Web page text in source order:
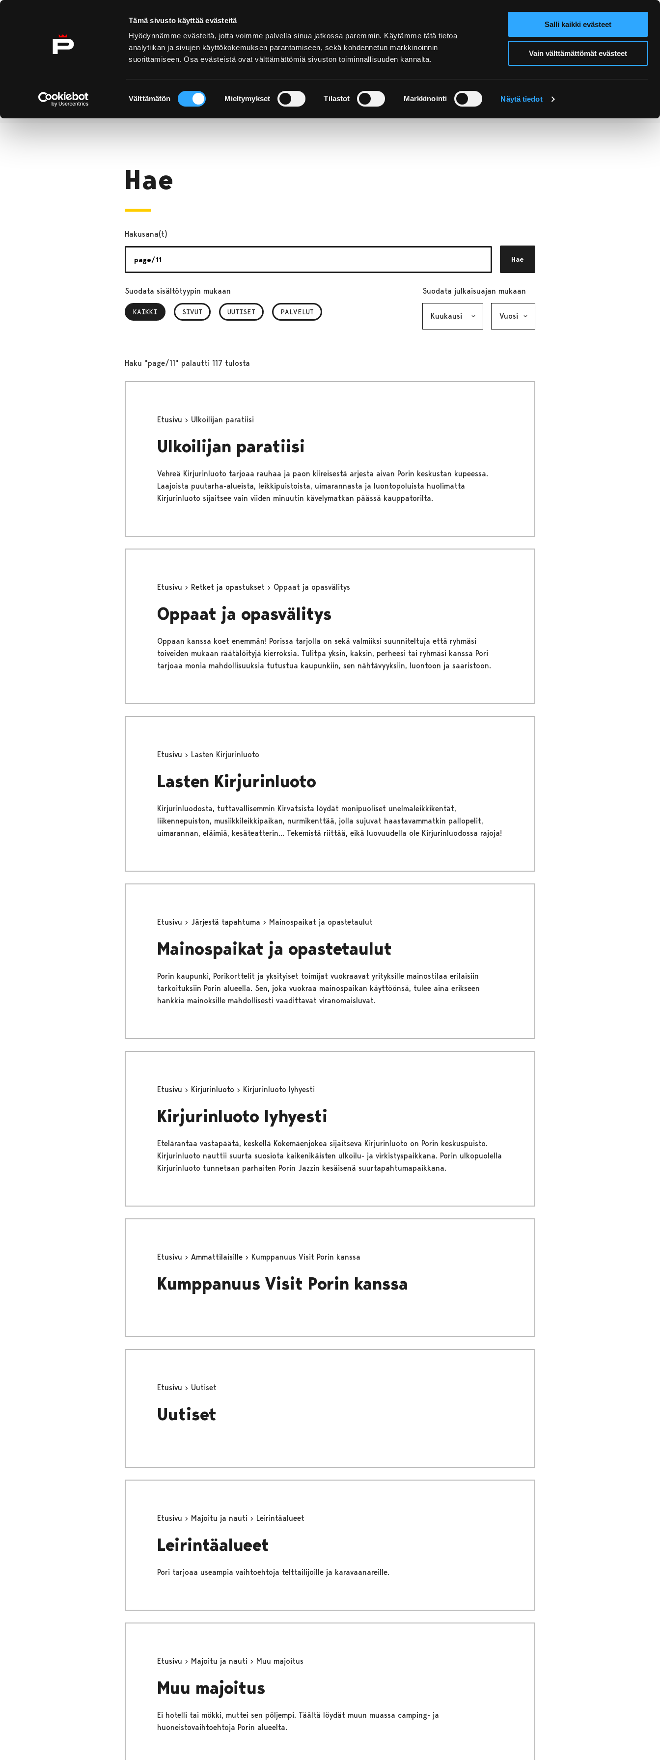
Tämä sivusto käyttää evästeitä
Hyödynnämme evästeitä, jotta voimme palvella sinua jatkossa paremmin. Käytämme tätä tietoa
analytiikan ja sivujen käyttökokemuksen parantamiseen, sekä kohdennetun markkinoinnin
suorittamiseen. Osa evästeistä ovat välttämättömiä sivuston toiminnallisuuden kannalta.
valinta
Välttämätön Mieltymykset Tilastot Markkinointi Näytä tiedot
Salli kaikki evästeet
Vain välttämättömät evästeet
Ohita sisältö
Hae sivustolta
Etusivu
Hae
Hakusana(t)
Hae
Suodata sisältötyypin mukaan
KAIKKI
, VALITTU SIVUT UUTISET PALVELUT
Suodata julkaisuajan mukaan
Haku "page/11" palautti 117 tulosta
Etusivu Ulkoilijan paratiisi
Ulkoilijan paratiisi
Vehreä Kirjurinluoto tarjoaa rauhaa ja paon kiireisestä arjesta aivan Porin keskustan kupeessa.
Laajoista puutarha-alueista, leikkipuistoista, uimarannasta ja luontopoluista huolimatta
Kirjurinluoto sijaitsee vain viiden minuutin kävelymatkan päässä kauppatorilta.
Etusivu Retket ja opastukset Oppaat ja opasvälitys
Oppaat ja opasvälitys
Oppaan kanssa koet enemmän! Porissa tarjolla on sekä valmiiksi suunniteltuja että ryhmäsi
toiveiden mukaan räätälöityjä kierroksia. Tulitpa yksin, kaksin, perheesi tai ryhmäsi kanssa Pori
tarjoaa monia mahdollisuuksia tutustua kaupunkiin, sen nähtävyyksiin, luontoon ja saaristoon.
Etusivu Lasten Kirjurinluoto
Lasten Kirjurinluoto
Kirjurinluodosta, tuttavallisemmin Kirvatsista löydät monipuoliset unelmaleikkikentät,
liikennepuiston, musiikkileikkipaikan, nurmikenttää, jolla sujuvat haastavammatkin pallopelit,
uimarannan, eläimiä, kesäteatterin... Tekemistä riittää, eikä luovuudella ole Kirjurinluodossa rajoja!
Etusivu Järjestä tapahtuma Mainospaikat ja opastetaulut
Mainospaikat ja opastetaulut
Porin kaupunki, Porikorttelit ja yksityiset toimijat vuokraavat yrityksille mainostilaa erilaisiin
tarkoituksiin Porin alueella. Sen, joka vuokraa mainospaikan käyttöönsä, tulee aina erikseen
hankkia mainoksille mahdollisesti vaadittavat viranomaisluvat.
Etusivu Kirjurinluoto Kirjurinluoto lyhyesti
Kirjurinluoto lyhyesti
Etelärantaa vastapäätä, keskellä Kokemäenjokea sijaitseva Kirjurinluoto on Porin keskuspuisto.
Kirjurinluoto nauttii suurta suosiota kaikenikäisten ulkoilu- ja virkistyspaikkana. Porin ulkopuolella
Kirjurinluoto tunnetaan parhaiten Porin Jazzin kesäisenä suurtapahtumapaikkana.
Etusivu Ammattilaisille Kumppanuus Visit Porin kanssa
Kumppanuus Visit Porin kanssa
Etusivu Uutiset
Uutiset
Etusivu Majoitu ja nauti Leirintäalueet
Leirintäalueet
Pori tarjoaa useampia vaihtoehtoja telttailijoille ja karavaanareille.
Etusivu Majoitu ja nauti Muu majoitus
Muu majoitus
Ei hotelli tai mökki, muttei sen pöljempi. Täältä löydät muun muassa camping- ja
huoneistovaihtoehtoja Porin alueelta.